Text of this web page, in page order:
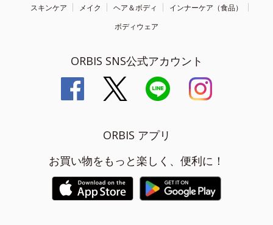
スキンケア メイク ヘア＆ボディ
インナーケア（食品）
ボディウェア
ORBIS SNS公式アカウント
ORBIS アプリ
お買い物をもっと楽しく、便利に！